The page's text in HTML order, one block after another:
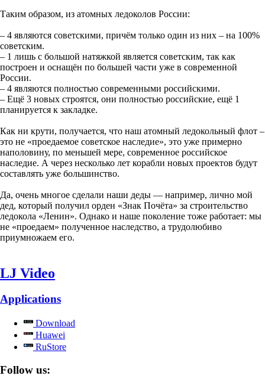
Таким образом, из атомных ледоколов России:
– 4 являются советскими, причём только один из них – на 100%
советским.
– 1 лишь с большой натяжкой является советским, так как
построен и оснащён по большей части уже в современной
России.
– 4 являются полностью современными российскими.
– Ещё 3 новых строятся, они полностью российские, ещё 1
планируется к закладке.
Как ни крути, получается, что наш атомный ледокольный флот –
это не «проедаемое советское наследие», это уже примерно
наполовину, по меньшей мере, современное российское
наследие. А через несколько лет корабли новых проектов будут
составлять уже большинство.
Да, очень многое сделали наши деды — например, лично мой
дед, который получил орден «Знак Почёта» за строительство
ледокола «Ленин». Однако и наше поколение тоже работает: мы
не «проедаем» полученное наследство, а трудолюбиво
приумножаем его.
LJ Video
Applications
Download
Huawei
RuStore
Follow us: